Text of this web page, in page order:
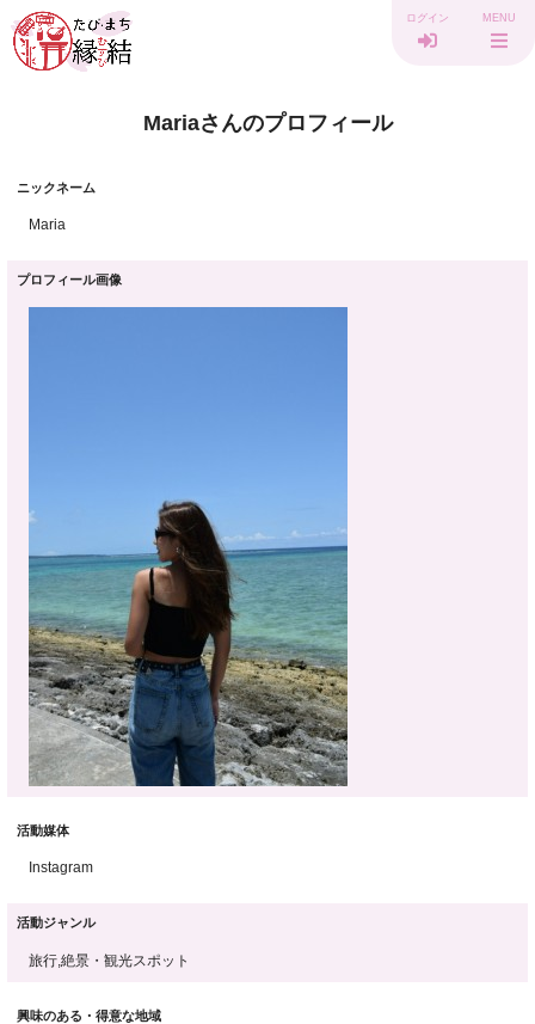
ログイン MENU
Mariaさんのプロフィール
ニックネーム
Maria
プロフィール画像
活動媒体
Instagram
活動ジャンル
旅行,絶景・観光スポット
興味のある・得意な地域